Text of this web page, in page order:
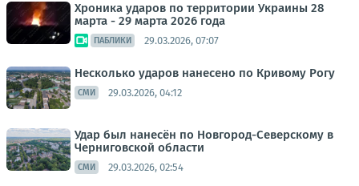
Хроника ударов по территории Украины 28
марта - 29 марта 2026 года
ПАБЛИКИ 29.03.2026, 07:07
Несколько ударов нанесено по Кривому Рогу
СМИ 29.03.2026, 04:12
Удар был нанесён по Новгород-Северскому в
Черниговской области
СМИ 29.03.2026, 02:54